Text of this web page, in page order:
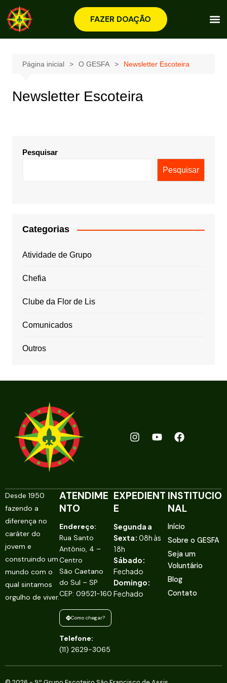
FAZER DOAÇÃO
Página inicial O GESFA Newsletter Escoteira
Newsletter Escoteira
Pesquisar
Pesquisar
Categorias
Atividade de Grupo
Chefia
Clube da Flor de Lis
Comunicados
Outros
Desde 1950
fazendo a
diferença no
caráter do
jovem e
construindo um
mundo com o
qual sintamos
orgulho de viver.
ATENDIME
NTO
Endereço:
Rua Santo
Antônio, 4 –
Centro
São Caetano
do Sul – SP
CEP: 09521-160
Como chegar?
Telefone:
(11) 2629-3065
EXPEDIENT
E
Segunda a
Sexta: 08h às
18h
Sábado:
Fechado
Domingo:
Fechado
INSTITUCIO
NAL
Início
Sobre o GESFA
Seja um
Voluntário
Blog
Contato